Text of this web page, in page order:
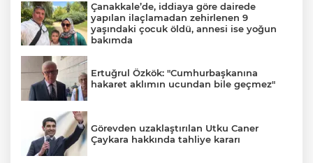
Çanakkale’de, iddiaya göre dairede
yapılan ilaçlamadan zehirlenen 9
yaşındaki çocuk öldü, annesi ise yoğun
bakımda
Ertuğrul Özkök: "Cumhurbaşkanına
hakaret aklımın ucundan bile geçmez"
Görevden uzaklaştırılan Utku Caner
Çaykara hakkında tahliye kararı